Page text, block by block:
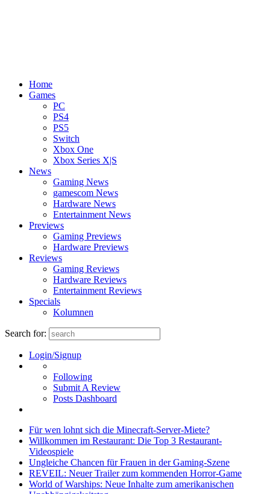
Home
Games
PC
PS4
PS5
Switch
Xbox One
Xbox Series X|S
News
Gaming News
gamescom News
Hardware News
Entertainment News
Previews
Gaming Previews
Hardware Previews
Reviews
Gaming Reviews
Hardware Reviews
Entertainment Reviews
Specials
Kolumnen
Search for:
Login/Signup
Following
Submit A Review
Posts Dashboard
Für wen lohnt sich die Minecraft-Server-Miete?
Willkommen im Restaurant: Die Top 3 Restaurant-
Videospiele
Ungleiche Chancen für Frauen in der Gaming-Szene
REVEIL: Neuer Trailer zum kommenden Horror-Game
World of Warships: Neue Inhalte zum amerikanischen